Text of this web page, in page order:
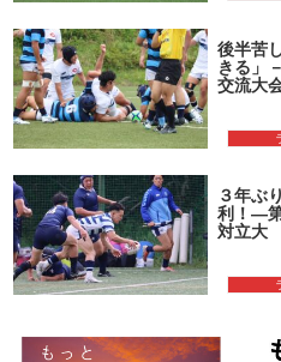
後半苦
きる」
交流大
３年ぶ
利！―
対立大